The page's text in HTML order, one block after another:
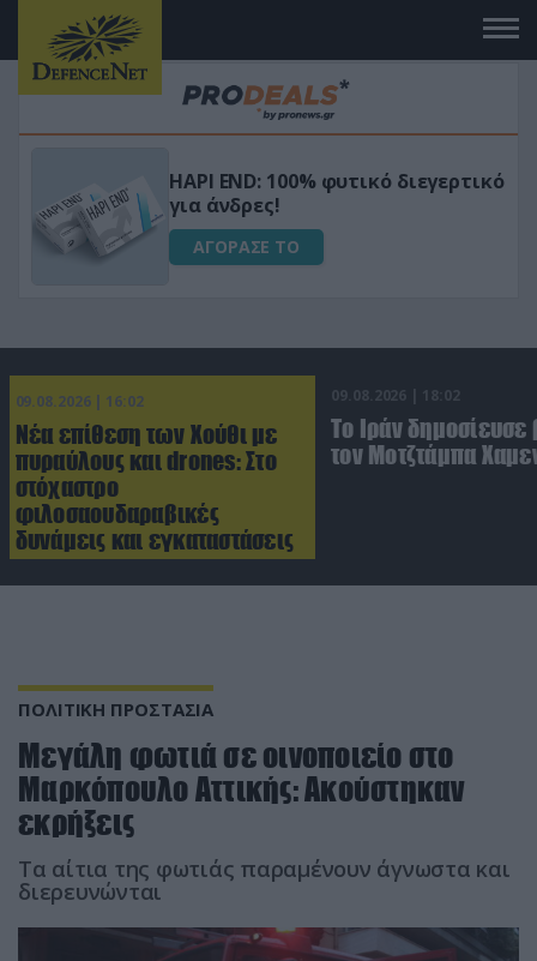
Μεταμόρφωσε τον κήπο σου με το
Ultra Box Μίνι Αλυσοπρίονο με
μπαταρία λιθίου
ΑΓΟΡΑΣΕ ΤΟ
09.08.2026 | 16:02
Νέα επίθεση των Χούθι με
πυραύλους και drones: Στο
στόχαστρο
φιλοσαουδαραβικές
δυνάμεις και εγκαταστάσεις
09.08.2026 | 18:02
Το Ιράν δημοσίευσε
τον Μοτζτάμπα
ΠΟΛΙΤΙΚΗ ΠΡΟΣΤΑΣΙΑ
Μεγάλη φωτιά σε οινοποιείο στο
Μαρκόπουλο Αττικής: Ακούστηκαν
εκρήξεις
Τα αίτια της φωτιάς παραμένουν άγνωστα και
διερευνώνται